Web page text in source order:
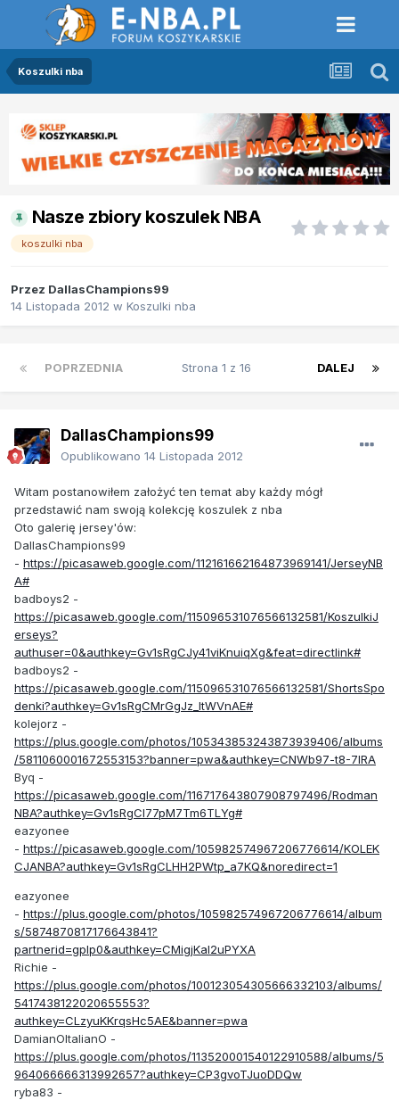
Koszulki nba
Nasze zbiory koszulek NBA
koszulki nba
Przez DallasChampions99
14 Listopada 2012 w Koszulki nba
POPRZEDNIA DALEJ
Strona 1 z 16
DallasChampions99
Opublikowano 14 Listopada 2012
Witam postanowiłem założyć ten temat aby każdy mógł
przedstawić nam swoją kolekcję koszulek z nba
Oto galerię jersey'ów:
DallasChampions99
- https://picasaweb.google.com/112161662164873969141/JerseyNB
A#
badboys2 -
https://picasaweb.google.com/115096531076566132581/KoszulkiJ
erseys?
authuser=0&authkey=Gv1sRgCJy41viKnuiqXg&feat=directlink#
badboys2 -
https://picasaweb.google.com/115096531076566132581/ShortsSpo
denki?authkey=Gv1sRgCMrGgJz_ltWVnAE#
kolejorz -
https://plus.google.com/photos/105343853243873939406/albums
/5811060001672553153?banner=pwa&authkey=CNWb97-t8-7lRA
Byq -
https://picasaweb.google.com/116717643807908797496/Rodman
NBA?authkey=Gv1sRgCI77pM7Tm6TLYg#
eazyonee
- https://picasaweb.google.com/105982574967206776614/KOLEK
CJANBA?authkey=Gv1sRgCLHH2PWtp_a7KQ&noredirect=1
eazyonee
- https://plus.google.com/photos/105982574967206776614/album
s/5874870817176643841?
partnerid=gplp0&authkey=CMigjKal2uPYXA
Richie -
https://plus.google.com/photos/100123054305666332103/albums/
5417438122020655553?
authkey=CLzyuKKrqsHc5AE&banner=pwa
DamianOItalianO -
https://plus.google.com/photos/113520001540122910588/albums/5
964066666313992657?authkey=CP3gvoTJuoDDQw
ryba83 -